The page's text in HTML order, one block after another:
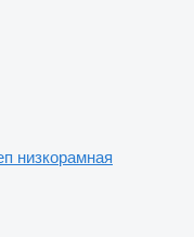
низкорамная